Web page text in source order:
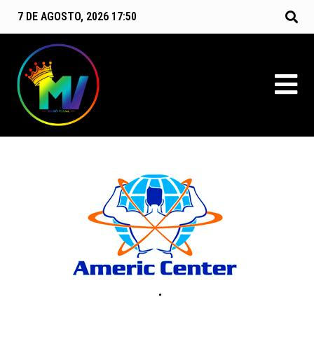
7 DE AGOSTO, 2026 17:50